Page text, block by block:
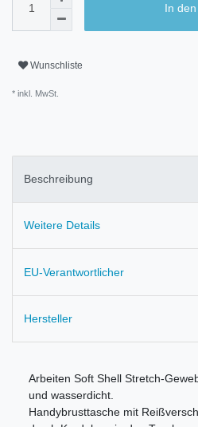
In
Wunschliste
* inkl. MwSt.
Beschreibung
Weitere Details
EU-Verantwortlicher
Hersteller
Arbeiten Soft Shell Stretch-
und wasserdicht.
Handybrusttasche mit